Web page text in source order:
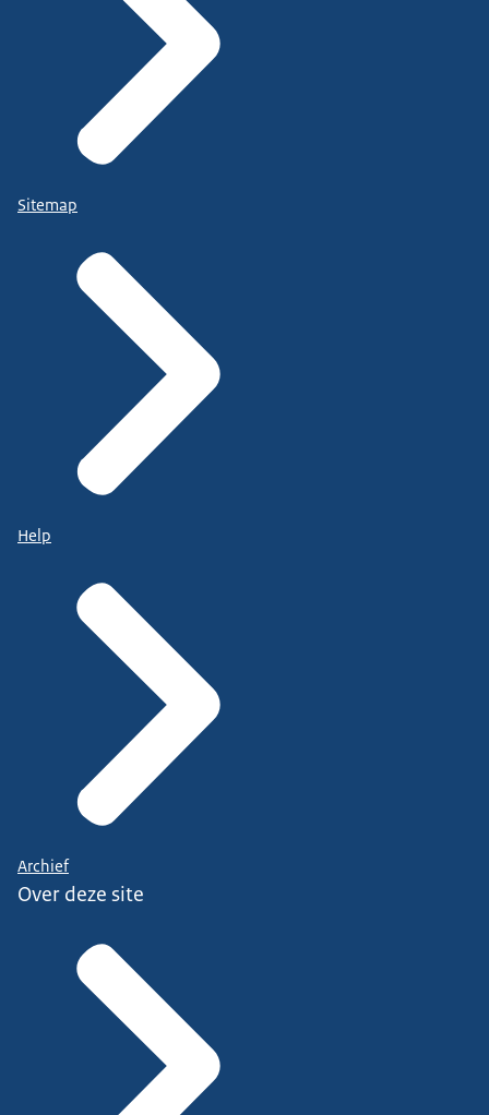
Sitemap
Help
Archief
Over deze site